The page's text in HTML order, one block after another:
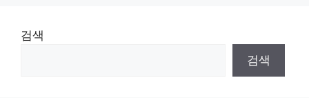
검색
검색